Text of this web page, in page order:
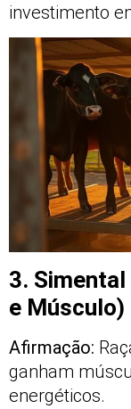
investimento
3.
e Músculo)
Afirmação:
ganham
energéticos.